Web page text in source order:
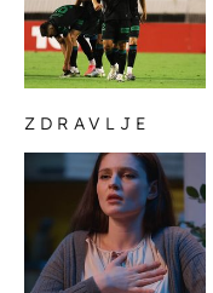
ZDRAVLJE